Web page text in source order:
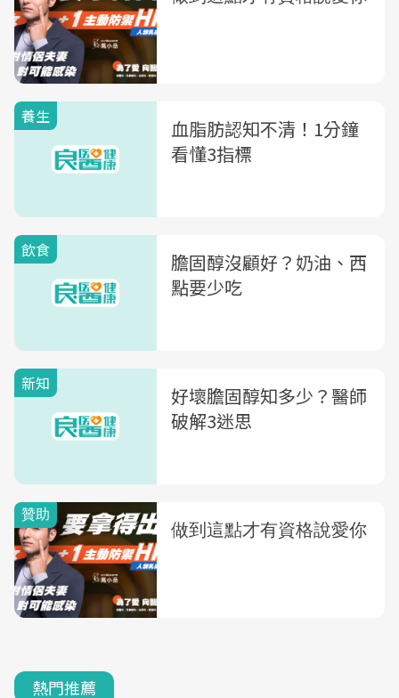
養生
血脂肪認知不清！1分鐘
看懂3指標
飲食
膽固醇沒顧好？奶油、西
點要少吃
新知
好壞膽固醇知多少？醫師
破解3迷思
熱門推薦